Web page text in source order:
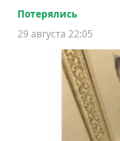
Потерялись
29 августа 22:05